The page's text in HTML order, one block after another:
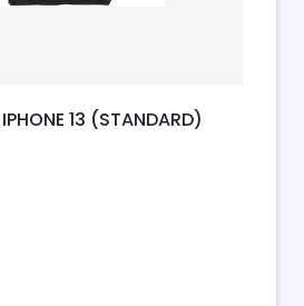
13 (STANDARD)